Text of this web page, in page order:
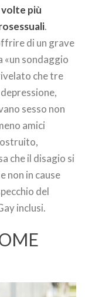
volte più
.
di un grave
«un sondaggio
che tre
sesso non
amici
che il disagio si
non in cause
del
inclusi.